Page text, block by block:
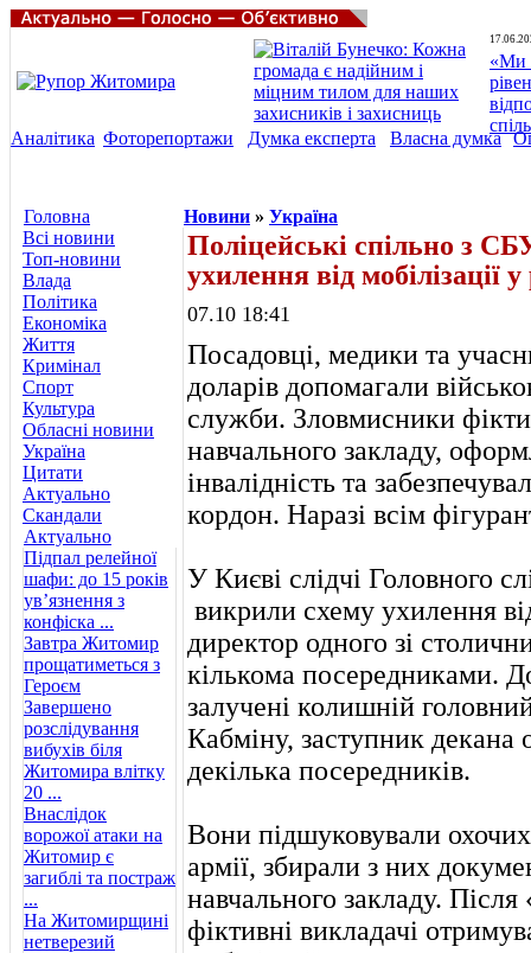
«Ми
Аналітика Фоторепортажи Думка експерта Власна думка
Головна
Всі новини
Топ-новини
Влада
Політика
Економіка
Життя
Кримінал
Спорт
Культура
Обласні новини
Україна
Цитати
Актуально
Скандали
Актуально
Підпал релейної
шафи: до 15 років
ув’язнення з
конфіска ...
Завтра Житомир
прощатиметься з
Героєм
Завершено
розслідування
вибухів біля
Житомира влітку
20 ...
Внаслідок
ворожої атаки на
Житомир є
загиблі та постраж
...
На Житомирщині
нетверезий
Новини » Україна
Поліцейські спільно з
ухилення від мобілізації
07.10 18:41
Посадовці, медики та
доларів допомагали
служби. Зловмисники
навчального закладу,
інвалідність та
кордон. Наразі всім
У Києві слідчі Головного
викрили схему ухилення
директор одного зі
кількома посередниками.
залучені колишній
Кабміну, заступник декана
декілька посередників.
Вони підшуковували
армії, збирали з них
навчального закладу.
фіктивні викладачі